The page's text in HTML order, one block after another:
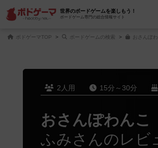
世界のボードゲームを楽しもう！
ボードゲーム専門の総合情報サイト
ボドゲーマTOP ボードゲームの検索 おさんぽ
2人用 15分～30分
おさんぽわんこ
ふみさんのレビ